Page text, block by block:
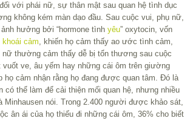
với phái nữ, sự thân mật sau quan hệ tình dục
không kém màn dạo đầu. Sau cuộc vui, phụ nữ,
hưởng bởi “hormone tình yêu” oxytocin, vốn
khoái cảm, khiến họ cảm thấy ao ước tình cảm,
nữ thường cảm thấy dễ bị tổn thương sau cuộc
vuốt ve, âu yếm hay những cái ôm trên giường
họ cảm nhận rằng họ đang được quan tâm. Đó là
có thể làm để cải thiện mối quan hệ, nhưng nhiều
Minhausen nói. Trong 2.400 người được khảo sát,
ân ái của họ thiếu đi những cái ôm, 36% cho biết